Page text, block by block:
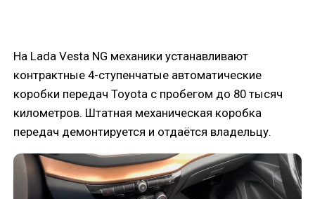
На Lada Vesta NG механики устанавливают
контрактные 4-ступенчатые автоматические
коробки передач Toyota с пробегом до 80 тысяч
километров. Штатная механическая коробка
передач демонтируется и отдаётся владельцу.